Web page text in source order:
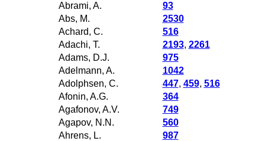
Abrami, A.
93
Abs, M.
2530
Achard, C.
516
Adachi, T.
2193, 2261
Adams, D.J.
975
Adelmann, A.
1042
Adolphsen, C.
447, 459, 516
Afonin, A.G.
364
Agafonov, A.V.
749
Agapov, N.N.
560
Ahrens, L.
987